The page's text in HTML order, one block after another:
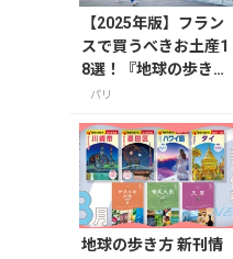
【2025年版】フラン
スで買うべきお土産1
8選！『地球の歩き
方』編集者おすすめ
を紹介
パリ
地球の歩き方 新刊情